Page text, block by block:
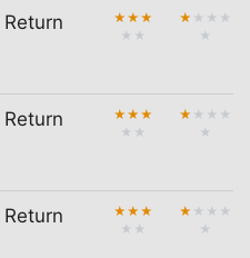
★ ★ ★
★ ★
★ ★ ★ ★
★
★ ★ ★
★ ★
★ ★ ★ ★
★
★ ★ ★
★ ★
★ ★ ★ ★
★